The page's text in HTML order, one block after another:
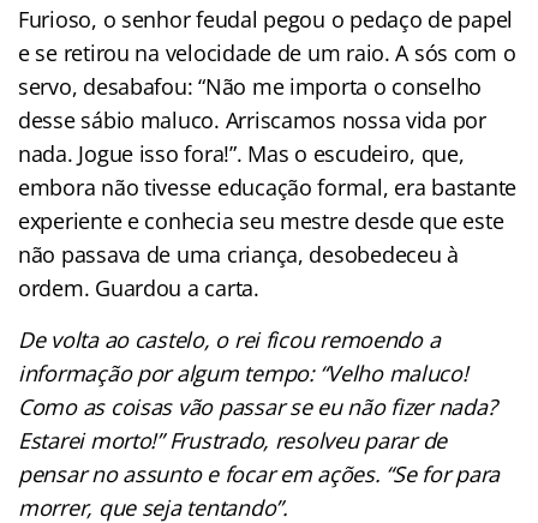
Furioso, o senhor feudal pegou o pedaço de papel
e se retirou na velocidade de um raio. A sós com o
servo, desabafou: “Não me importa o conselho
desse sábio maluco. Arriscamos nossa vida por
nada. Jogue isso fora!”. Mas o escudeiro, que,
embora não tivesse educação formal, era bastante
experiente e conhecia seu mestre desde que este
não passava de uma criança, desobedeceu à
ordem. Guardou a carta.
De volta ao castelo, o rei ficou remoendo a
informação por algum tempo: “Velho maluco!
Como as coisas vão passar se eu não fizer nada?
Estarei morto!” Frustrado, resolveu parar de
pensar no assunto e focar em ações. “Se for para
morrer, que seja tentando”.